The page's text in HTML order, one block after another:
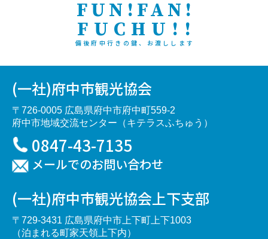
FUN!FAN!
FUCHU!!
備後府中行きの鍵、お渡しします
(一社)府中市観光協会
〒726-0005 広島県府中市府中町559-2
府中市地域交流センター（キテラスふちゅう）
0847-43-7135
メールでのお問い合わせ
(一社)府中市観光協会上下支部
〒729-3431 広島県府中市上下町上下1003
（泊まれる町家天領上下内）